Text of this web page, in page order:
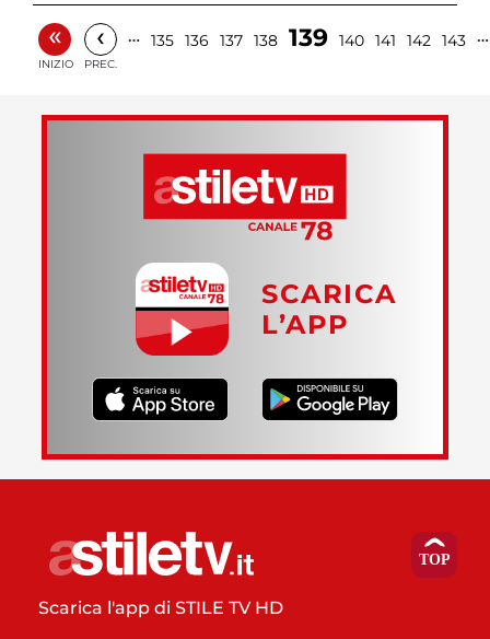
«
INIZIO
‹
PREC.
… 135 136 137 138 139 140 141 142 143 …
SCARICA
L’APP
Scarica l'app di STILE TV HD